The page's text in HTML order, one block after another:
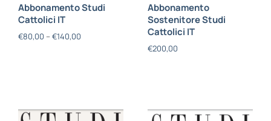
Abbonamento Studi
Cattolici IT
€80,00 – €140,00
Abbonamento
Sostenitore Studi
Cattolici IT
€200,00